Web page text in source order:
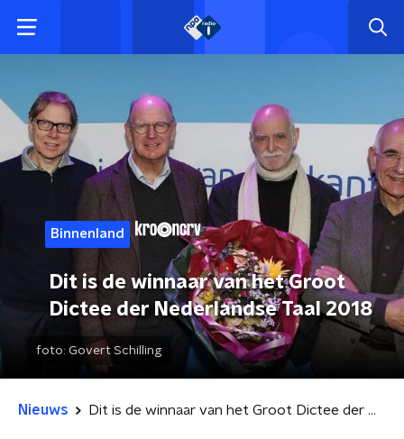
Binnenland
Dit is de winnaar van het Groot
Dictee der Nederlandse Taal 2018
foto: Govert Schilling
Nieuws Dit is de winnaar van het Groot Dictee der Nederlandse Taal 2018